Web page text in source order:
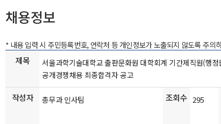
채용정보
* 내용 입력 시 주민등록번호, 연락처 등 개인정보가 노출되지 않도록 주의
제목
서울과학기술대학교 출판문화원 대학회계 기간제직원(행정
공개경쟁채용 최종합격자 공고
작성자 총무과 인사팀 조회수 295